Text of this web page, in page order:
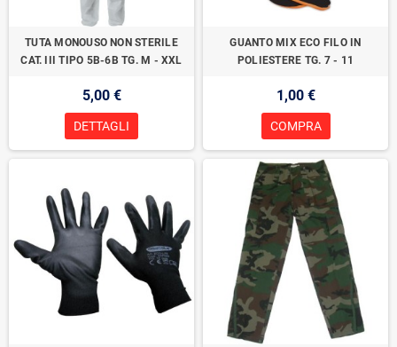
TUTA MONOUSO NON STERILE
CAT. III TIPO 5B-6B TG. M - XXL
5,00 €
DETTAGLI
GUANTO MIX ECO FILO IN
POLIESTERE TG. 7 - 11
1,00 €
COMPRA